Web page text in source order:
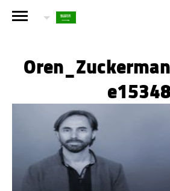
دوراتنا؟
بالتواصل معك قريباً!